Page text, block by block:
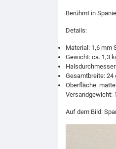
Berühmt in
Details:
Material: 1,6 mm
Gewicht: ca. 1,3
Gesamtbreite: 24
Oberfläche:
Versandgewicht:
Auf dem Bild: